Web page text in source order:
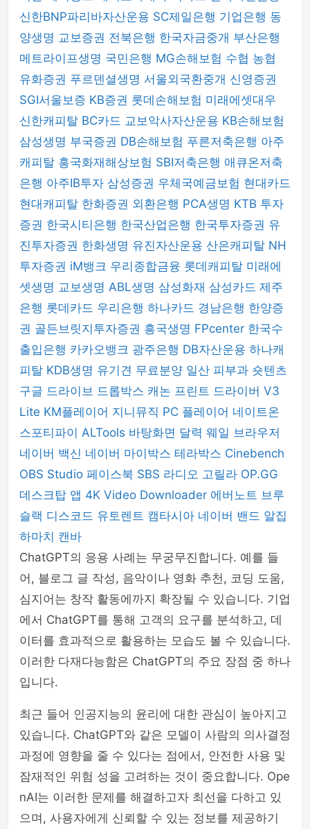
신한BNP파리바자산운용 SC제일은행 기업은행 동
양생명 교보증권 전북은행 한국자금중개 부산은행
메트라이프생명 국민은행 MG손해보험 수협 농협
유화증권 푸르덴셜생명 서울외국환중개 신영증권
SGI서울보증 KB증권 롯데손해보험 미래에셋대우
신한캐피탈 BC카드 교보악사자산운용 KB손해보험
삼성생명 부국증권 DB손해보험 푸른저축은행 아주
캐피탈 흥국화재해상보험 SBI저축은행 애큐온저축
은행 아주IB투자 삼성증권 우체국예금보험 현대카드
현대캐피탈 한화증권 외환은행 PCA생명 KTB 투자
증권 한국시티은행 한국산업은행 한국투자증권 유
진투자증권 한화생명 유진자산운용 산은캐피탈 NH
투자증권 iM뱅크 우리종합금융 롯데캐피탈 미래에
셋생명 교보생명 ABL생명 삼성화재 삼성카드 제주
은행 롯데카드 우리은행 하나카드 경남은행 한양증
권 골든브릿지투자증권 흥국생명 FPcenter 한국수
출입은행 카카오뱅크 광주은행 DB자산운용 하나캐
피탈 KDB생명 유기견 무료분양 일산 피부과 숏텐츠
구글 드라이브 드롭박스 캐논 프린트 드라이버 V3
Lite KM플레이어 지니뮤직 PC 플레이어 네이트온
스포티파이 ALTools 바탕화면 달력 웨일 브라우저
네이버 백신 네이버 마이박스 테라박스 Cinebench
OBS Studio 페이스북 SBS 라디오 고릴라 OP.GG
데스크탑 앱 4K Video Downloader 에버노트 브루
슬랙 디스코드 유토렌트 캠타시아 네이버 밴드 알집
하마치 캔바
ChatGPT의 응용 사례는 무궁무진합니다. 예를 들
어, 블로그 글 작성, 음악이나 영화 추천, 코딩 도움,
심지어는 창작 활동에까지 확장될 수 있습니다. 기업
에서 ChatGPT를 통해 고객의 요구를 분석하고, 데
이터를 효과적으로 활용하는 모습도 볼 수 있습니다.
이러한 다재다능함은 ChatGPT의 주요 장점 중 하나
입니다.
최근 들어 인공지능의 윤리에 대한 관심이 높아지고
있습니다. ChatGPT와 같은 모델이 사람의 의사결정
과정에 영향을 줄 수 있다는 점에서, 안전한 사용 및
잠재적인 위험 성을 고려하는 것이 중요합니다. Ope
nAI는 이러한 문제를 해결하고자 최선을 다하고 있
으며, 사용자에게 신뢰할 수 있는 정보를 제공하기